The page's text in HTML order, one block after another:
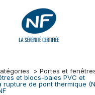
> Portes et
et blocs-baies PVC et
rupture de pont thermique